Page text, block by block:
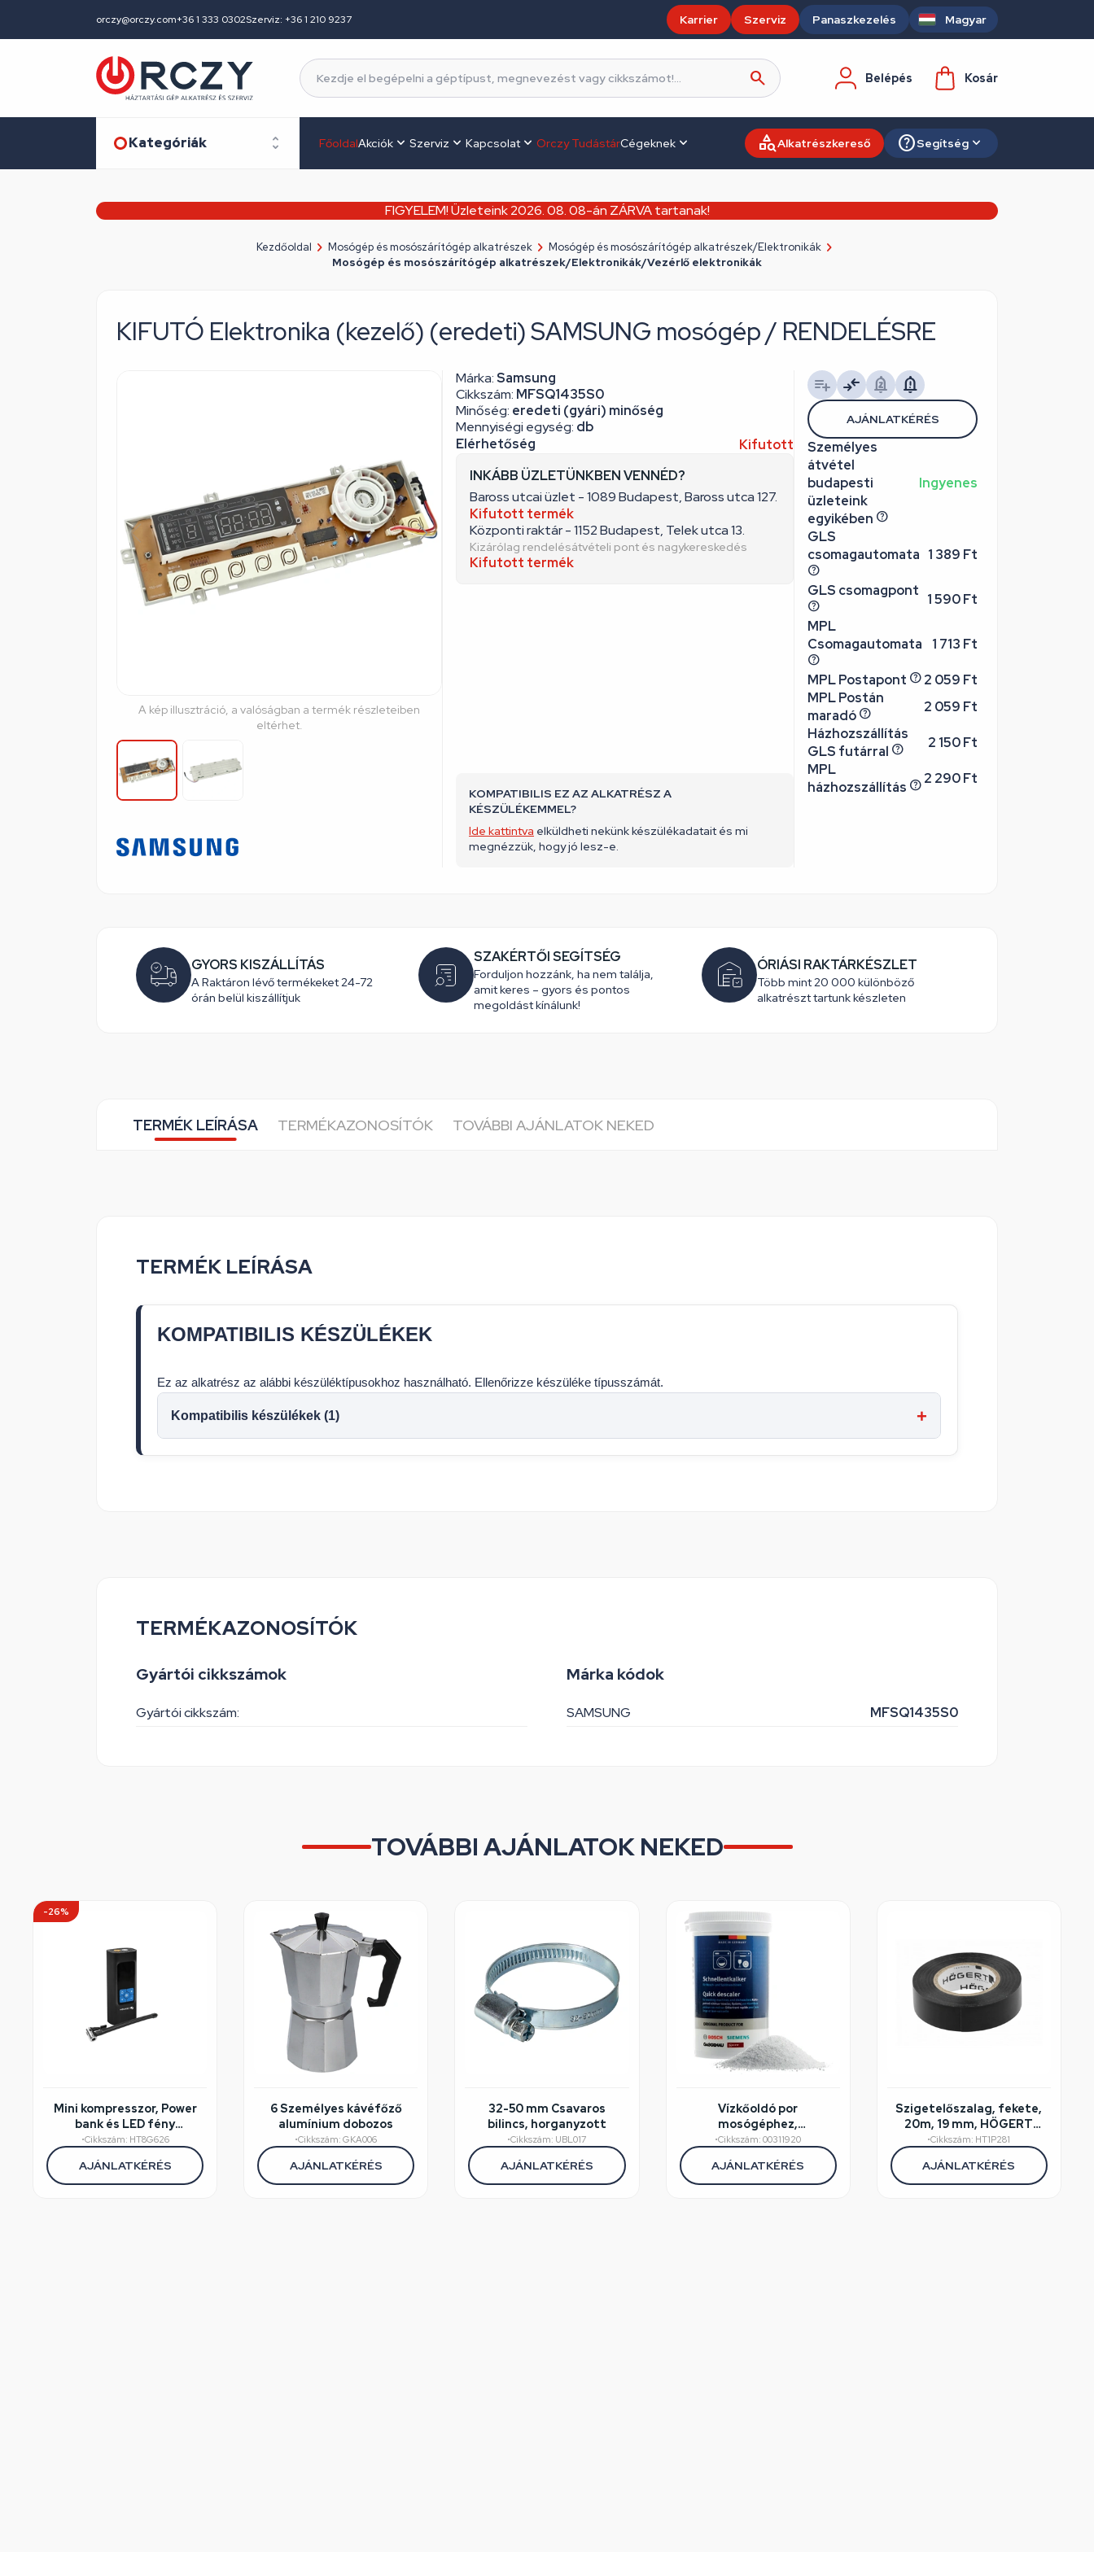
orczy@orczy.com+36 1 333 0302Szerviz: +36 1 210 9237 Karrier Szerviz Panaszkezelés Magyar
Belépés Kosár
Kategóriák FőoldalAkciók Szerviz Kapcsolat Orczy TudástárCégeknek Alkatrészkereső Segítség
FIGYELEM! Üzleteink 2026. 08. 08-án ZÁRVA tartanak!
Kezdőoldal Mosógép és mosószárítógép alkatrészek
Mosógép és mosószárítógép alkatrészek/Elektronikák
Mosógép és mosószárítógép alkatrészek/Elektronikák/Vezérlő elektronikák
KIFUTÓ Elektronika (kezelő) (eredeti) SAMSUNG mosógép / RENDELÉSRE
A kép illusztráció, a valóságban a termék részleteiben
eltérhet.
Márka:Samsung
Cikkszám: MFSQ1435S0
Minőség: eredeti (gyári) minőség
Mennyiségi egység: db
Elérhetőség
Kifutott
INKÁBB ÜZLETÜNKBEN VENNÉD?
Baross utcai üzlet - 1089 Budapest, Baross utca 127.
Kifutott termék
Központi raktár - 1152 Budapest, Telek utca 13.
Kizárólag rendelésátvételi pont és nagykereskedés
Kifutott termék
KOMPATIBILIS EZ AZ ALKATRÉSZ A
KÉSZÜLÉKEMMEL?
Ide kattintva elküldheti nekünk készülékadatait és mi
megnézzük, hogy jó lesz-e.
AJÁNLATKÉRÉS
Személyes
átvétel
budapesti
üzleteink
egyikében
Ingyenes
GLS
csomagautomata 1 389 Ft
GLS csomagpont
1 590 Ft
MPL
Csomagautomata
1 713 Ft
MPL Postapont
2 059 Ft
MPL Postán
maradó
2 059 Ft
Házhozszállítás
GLS futárral
2 150 Ft
MPL
házhozszállítás
2 290 Ft
GYORS KISZÁLLÍTÁS
A Raktáron lévő termékeket 24-72
órán belül kiszállítjuk
SZAKÉRTŐI SEGÍTSÉG
Forduljon hozzánk, ha nem találja,
amit keres – gyors és pontos
megoldást kínálunk!
ÓRIÁSI RAKTÁRKÉSZLET
Több mint 20 000 különböző
alkatrészt tartunk készleten
TERMÉK LEÍRÁSA TERMÉKAZONOSÍTÓK TOVÁBBI AJÁNLATOK NEKED
TERMÉK LEÍRÁSA
KOMPATIBILIS KÉSZÜLÉKEK
Ez az alkatrész az alábbi készüléktípusokhoz használható. Ellenőrizze készüléke típusszámát.
Kompatibilis készülékek (1)
TERMÉKAZONOSÍTÓK
Gyártói cikkszámok
Gyártói cikkszám:
Márka kódok
SAMSUNG MFSQ1435S0
TOVÁBBI AJÁNLATOK NEKED
-26%
Mini kompresszor, Power
bank és LED fény
funckióval. 10 bar, 80w,
•Cikkszám: HT8G626
AJÁNLATKÉRÉS
6 Személyes kávéfőző
alumínium dobozos
•Cikkszám: GKA006
AJÁNLATKÉRÉS
32-50 mm Csavaros
bilincs, horganyzott
•Cikkszám: UBL017
AJÁNLATKÉRÉS
Vízkőoldó por
mosógéphez,
mosogatógéphez 250g
•Cikkszám: 00311920
AJÁNLATKÉRÉS
Szigetelőszalag, fekete,
20m, 19 mm, HÖGERT
HT1P281
•Cikkszám: HT1P281
AJÁNLATKÉRÉS